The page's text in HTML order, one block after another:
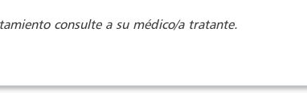
consulte a su médico/a tratante.